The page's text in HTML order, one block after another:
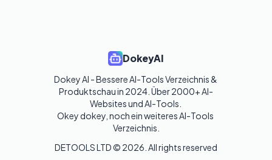
DokeyAI
Dokey AI - Bessere AI-Tools Verzeichnis &
Produktschau in 2024. Über 2000+ AI-
Websites und AI-Tools.
Okey dokey, noch ein weiteres AI-Tools
Verzeichnis.
DETOOLS LTD © 2026 . All rights reserved